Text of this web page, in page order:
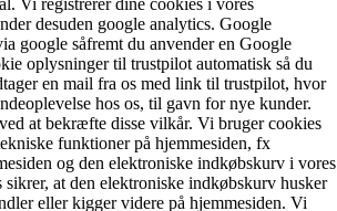
desuden google analytics. Google
google såfremt du anvender en Google
oplysninger til trustpilot automatisk så du
en mail fra os med link til trustpilot, hvor
hos os, til gavn for nye kunder.
at bekræfte disse vilkår. Vi bruger cookies
funktioner på hjemmesiden, fx
og den elektroniske indkøbskurv i vores
at den elektroniske indkøbskurv husker
eller kigger videre på hjemmesiden. Vi